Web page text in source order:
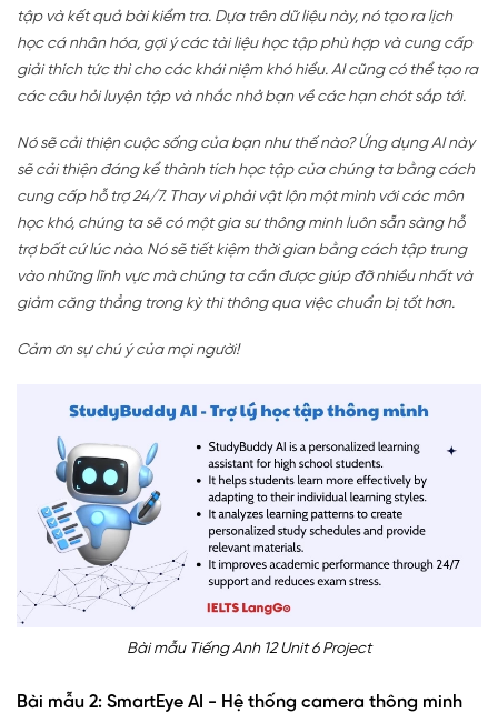
tập và kết quả bài kiểm tra. Dựa trên dữ liệu này, nó tạo ra lịch
học cá nhân hóa, gợi ý các tài liệu học tập phù hợp và cung cấp
giải thích tức thì cho các khái niệm khó hiểu. AI cũng có thể tạo ra
các câu hỏi luyện tập và nhắc nhở bạn về các hạn chót sắp tới.
Nó sẽ cải thiện cuộc sống của bạn như thế nào? Ứng dụng AI này
sẽ cải thiện đáng kể thành tích học tập của chúng ta bằng cách
cung cấp hỗ trợ 24/7. Thay vì phải vật lộn một mình với các môn
học khó, chúng ta sẽ có một gia sư thông minh luôn sẵn sàng hỗ
trợ bất cứ lúc nào. Nó sẽ tiết kiệm thời gian bằng cách tập trung
vào những lĩnh vực mà chúng ta cần được giúp đỡ nhiều nhất và
giảm căng thẳng trong kỳ thi thông qua việc chuẩn bị tốt hơn.
Cảm ơn sự chú ý của mọi người!
Bài mẫu Tiếng Anh 12 Unit 6 Project
Bài mẫu 2: SmartEye AI - Hệ thống camera thông minh